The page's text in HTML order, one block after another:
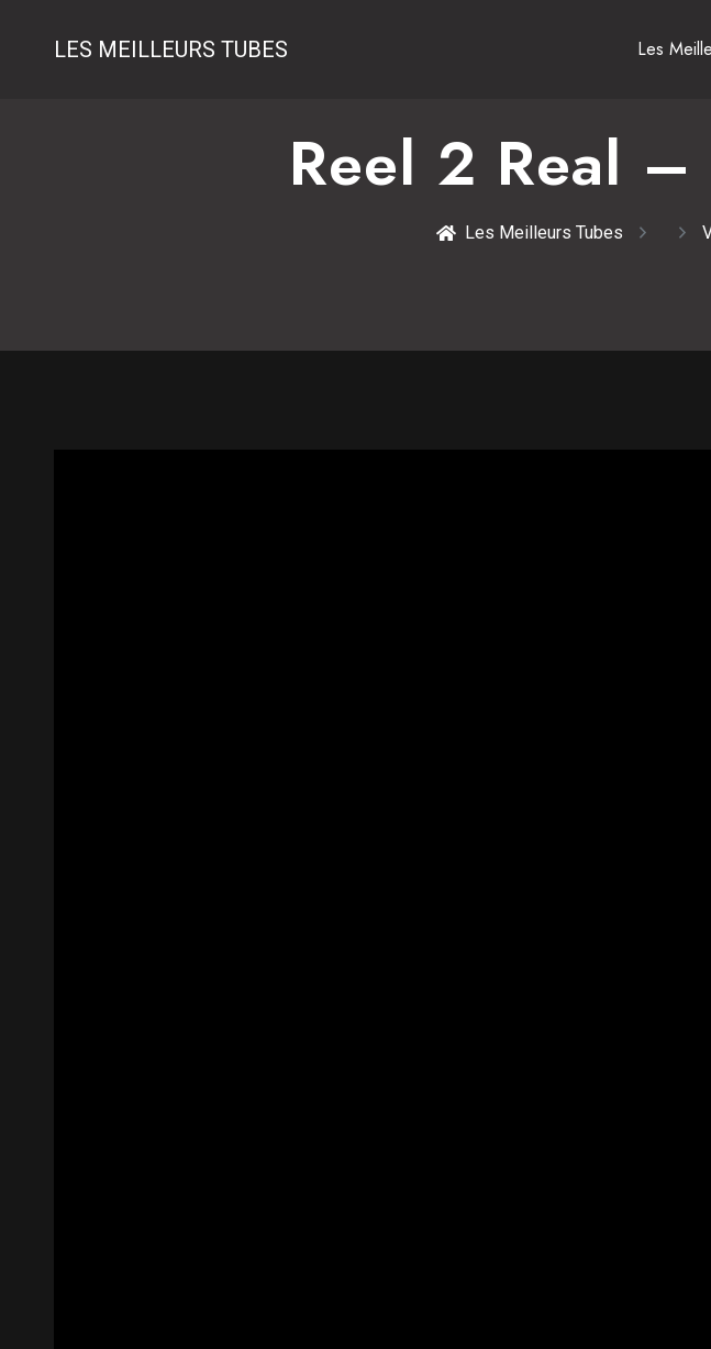
LES MEILLEURS TUBES Les
Reel 2 Real
Les Meilleurs Tubes